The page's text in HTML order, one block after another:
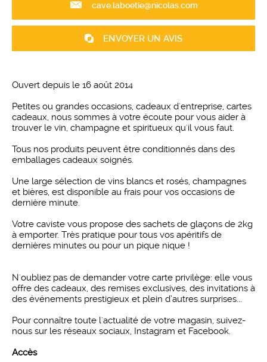
cave.laboetie@nicolas.com
ENVOYER UN AVIS
Ouvert depuis le 16 août 2014
Petites ou grandes occasions, cadeaux d'entreprise, cartes
cadeaux, nous sommes à votre écoute pour vous aider à
trouver le vin, champagne et spiritueux qu'il vous faut.
Tous nos produits peuvent être conditionnés dans des
emballages cadeaux soignés.
Une large sélection de vins blancs et rosés, champagnes
et bières, est disponible au frais pour vos occasions de
dernière minute.
Votre caviste vous propose des sachets de glaçons de 2kg
à emporter. Très pratique pour tous vos apéritifs de
dernières minutes ou pour un pique nique !
N'oubliez pas de demander votre carte privilège: elle vous
offre des cadeaux, des remises exclusives, des invitations à
des événements prestigieux et plein d’autres surprises...
Pour connaître toute l'actualité de votre magasin, suivez-
nous sur les réseaux sociaux, Instagram et Facebook.
Accès